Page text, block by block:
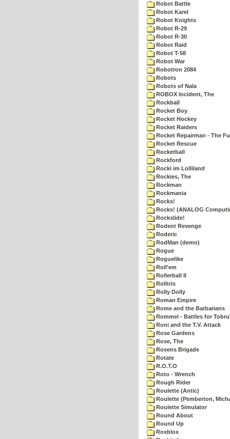
Robot Battle
Robot Karel
Robot Knights
Robot R-29
Robot R-30
Robot Raid
Robot T-58
Robot War
Robotron 2084
Robots
Robots of Nala
ROBOX Incident, The
Rockball
Rocket Boy
Rocket Hockey
Rocket Raiders
Rocket Repairman - The
Rocket Rescue
Rocketball
Rockford
Rocki im Lolliland
Rockies, The
Rockman
Rockmania
Rocks!
Rocks! (ANALOG
Rockslide!
Rodent Revenge
Roderic
RodMan (demo)
Rogue
Roguelike
Roll'em
Rollerball II
Rolltris
Rolly Dolly
Roman Empire
Rome and the Barbarians
Rommel - Battles for
Roni and the T.V. Attack
Rose Gardens
Rose, The
Rosens Brigade
Rotate
R.O.T.O
Roto - Wrench
Rough Rider
Roulette (Antic)
Roulette (Pemberton,
Roulette Simulator
Round About
Round Up
Roxblox